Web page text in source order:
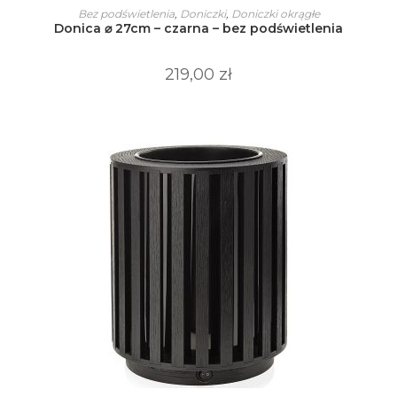
WYBIERZ OPCJE
produkt
ma
wiele
można
wybrać
Bez podświetlenia, Doniczki, Doniczki okrągłe
Donica ⌀ 27cm – czarna – bez podświetlenia
219,00 zł
Ten